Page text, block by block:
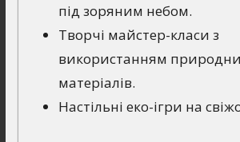
під зоряним небом.
Творчі майстер-класи з
використанням
матеріалів.
Настільні еко-ігри на